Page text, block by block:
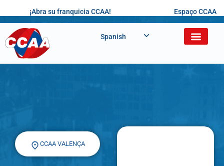
¡Abra su franquicia CCAA! Espaço CCAA
Spanish
CCAA VALENÇA